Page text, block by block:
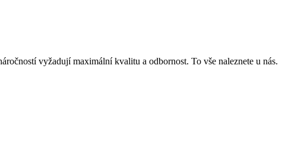
vyžadují maximální kvalitu a odbornost. To vše naleznete u nás.